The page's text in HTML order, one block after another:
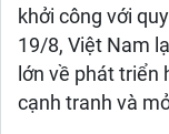
khởi công với
19/8, Việt Nam
lớn về phát triển
cạnh tranh và